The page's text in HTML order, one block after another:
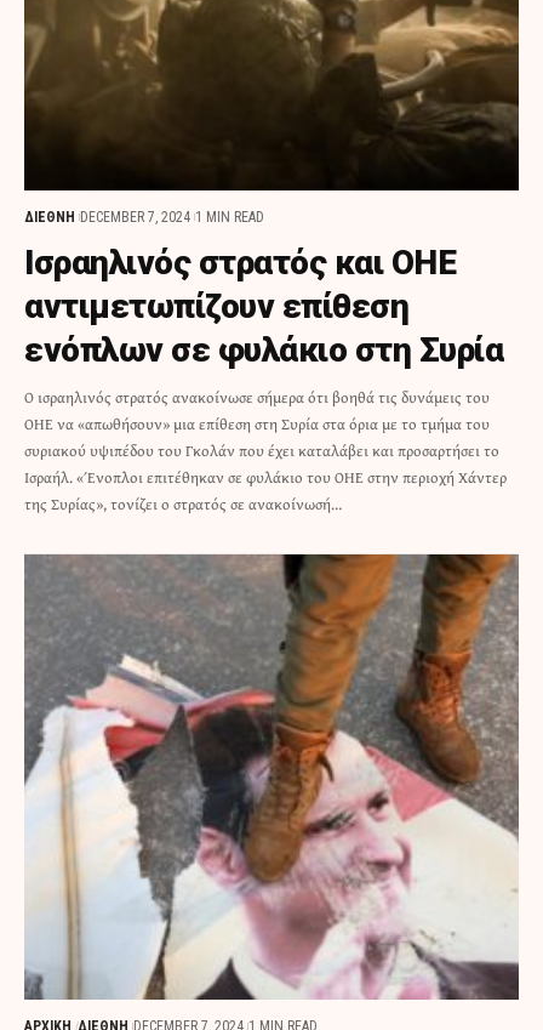
ΔΙΕΘΝΗ DECEMBER 7, 2024 1 MIN READ
Ισραηλινός στρατός και ΟΗΕ
αντιμετωπίζουν επίθεση
ενόπλων σε φυλάκιο στη Συρία
O ισραηλινός στρατός ανακοίνωσε σήμερα ότι βοηθά τις δυνάμεις του
ΟΗΕ να «απωθήσουν» μια επίθεση στη Συρία στα όρια με το τμήμα του
συριακού υψιπέδου του Γκολάν που έχει καταλάβει και προσαρτήσει το
Ισραήλ. «Ένοπλοι επιτέθηκαν σε φυλάκιο του ΟΗΕ στην περιοχή Χάντερ
της Συρίας», τονίζει ο στρατός σε ανακοίνωσή…